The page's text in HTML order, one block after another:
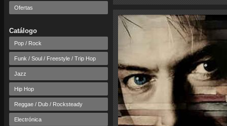
Ofertas
Catálogo
Pop / Rock
Funk / Soul / Freestyle / Trip Hop
Jazz
Hip Hop
Reggae / Dub / Rocksteady
Electrónica